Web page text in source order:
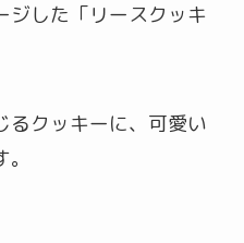
ジした「リースクッキ
るクッキーに、可愛い